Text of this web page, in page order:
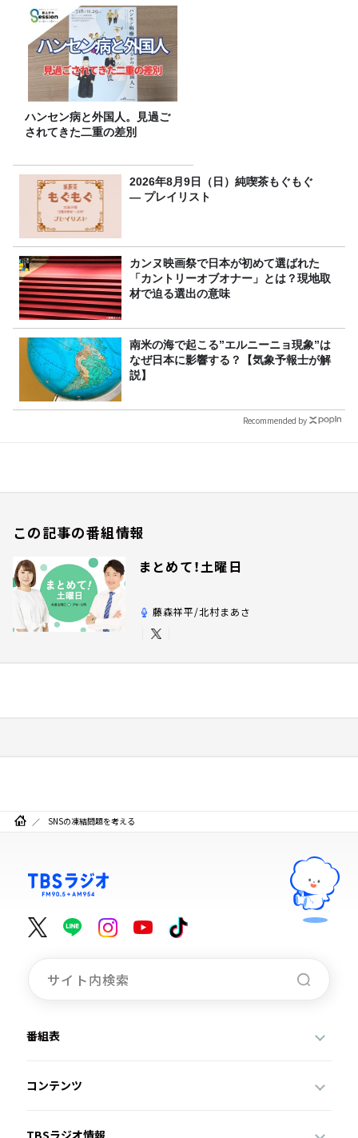
ハンセン病と外国人。見過ご
されてきた二重の差別
2026年8月9日（日）純喫茶もぐもぐ
― プレイリスト
カンヌ映画祭で日本が初めて選ばれた
「カントリーオブオナー」とは？現地取
材で迫る選出の意味
南米の海で起こる”エルニーニョ現象”は
なぜ日本に影響する？【気象予報士が解
説】
Recommended by
この記事の番組情報
まとめて！土曜日
藤森祥平/北村まあさ
SNSの凍結問題を考える
番組表
コンテンツ